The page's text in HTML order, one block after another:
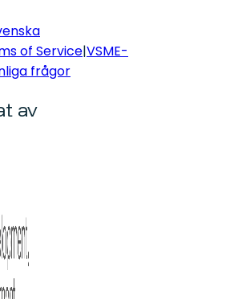
of Service|VSME-
frågor
av